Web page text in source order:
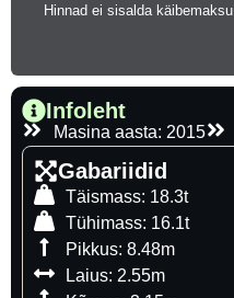
Hinnad ei sisalda käibemaksu
Infoleht
Masina aasta: 2015
Gabariidid
Täismass: 18.3t
Tühimass: 16.1t
Pikkus: 8.48m
Laius: 2.55m